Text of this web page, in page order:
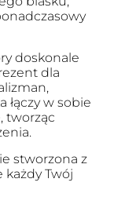
doskonale
dla
łączy w sobie
tworząc
stworzona z
każdy Twój